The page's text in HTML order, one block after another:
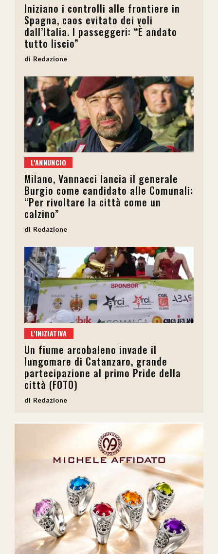
Iniziano i controlli alle frontiere in
Spagna, caos evitato dei voli
dall’Italia. I passeggeri: “È andato
tutto liscio”
Redazione
L'ANNUNCIO
Milano, Vannacci lancia il generale
Burgio come candidato alle Comunali:
“Per rivoltare la città come un
calzino”
Redazione
L'INIZIATIVA
Un fiume arcobaleno invade il
lungomare di Catanzaro, grande
partecipazione al primo Pride della
città (FOTO)
Redazione